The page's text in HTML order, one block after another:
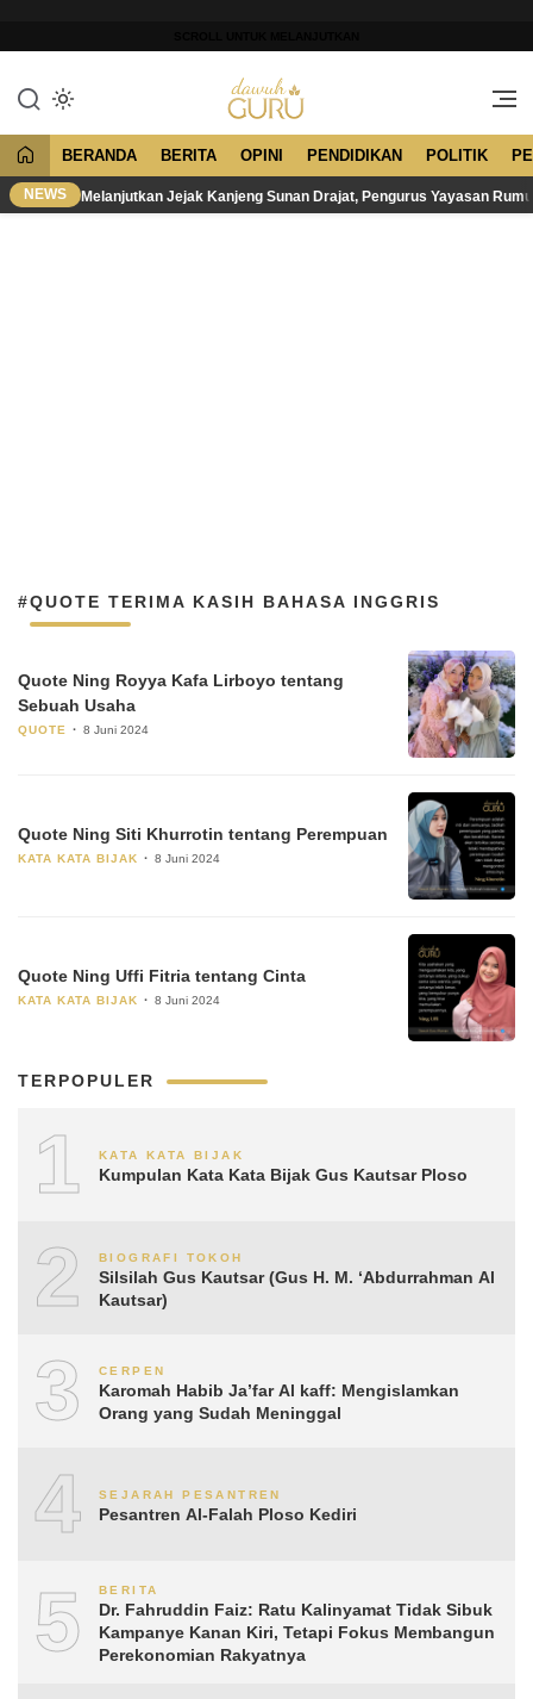
konten
Dawuh Guru
Merawat Tradisi, Membangun
BERANDA BERITA OPINI PENDIDIKAN POLITIK
NEWS Melanjutkan Jejak Kanjeng Sunan Drajat, Pengurus Yayasan
#QUOTE TERIMA KASIH BAHASA INGGRIS
Quote Ning Royya Kafa Lirboyo tentang
Sebuah Usaha
QUOTE 8 Juni 2024
Quote Ning Siti Khurrotin tentang Perempuan
KATA KATA BIJAK 8 Juni 2024
Quote Ning Uffi Fitria tentang Cinta
KATA KATA BIJAK 8 Juni 2024
TERPOPULER
1 KATA KATA BIJAK
Kumpulan Kata Kata Bijak Gus Kautsar Ploso
2 BIOGRAFI TOKOH
Silsilah Gus Kautsar (Gus H. M. ‘Abdurrahman Al
Kautsar)
3 CERPEN
Karomah Habib Ja’far Al kaff: Mengislamkan
Orang yang Sudah Meninggal
4 SEJARAH PESANTREN
Pesantren Al-Falah Ploso Kediri
5 BERITA
Dr. Fahruddin Faiz: Ratu Kalinyamat Tidak Sibuk
Kampanye Kanan Kiri, Tetapi Fokus Membangun
Perekonomian Rakyatnya